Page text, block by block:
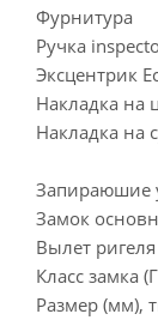
Фурнитура
Ручка
Эксцентрик
Накладка
Накладка на
Запираюшие
Замок
Вылет
Класс замка
Размер (мм),